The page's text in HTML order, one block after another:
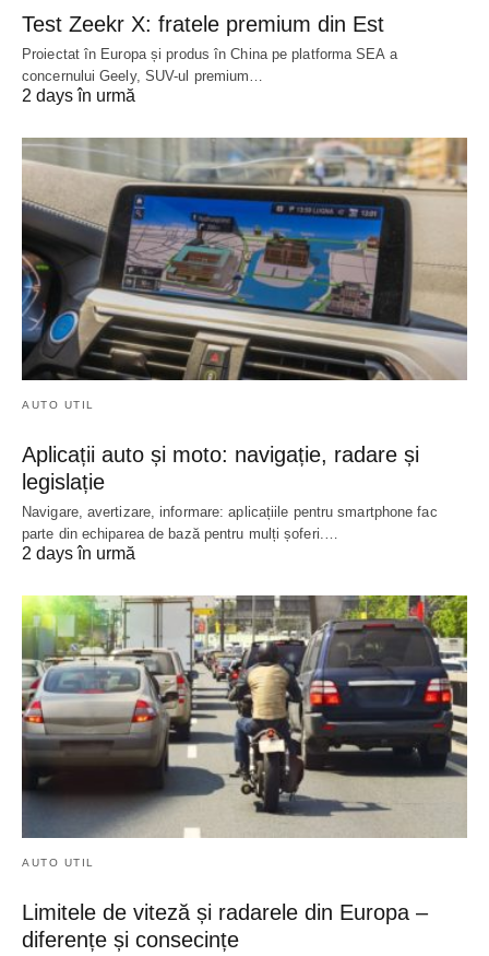
Test Zeekr X: fratele premium din Est
Proiectat în Europa și produs în China pe platforma SEA a
concernului Geely, SUV-ul premium…
2 days în urmă
AUTO UTIL
Aplicații auto și moto: navigație, radare și
legislație
Navigare, avertizare, informare: aplicațiile pentru smartphone fac
parte din echiparea de bază pentru mulți șoferi.…
2 days în urmă
AUTO UTIL
Limitele de viteză și radarele din Europa –
diferențe și consecințe